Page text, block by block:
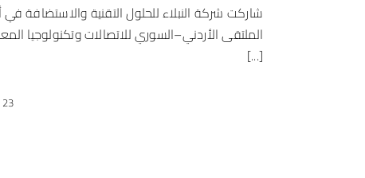
شاركت شركة النبلاء للحلول التقنية والاستضافة
الملتقى الأردني–السوري للاتصالات وتكنولوجيا
[...]
23 نوفمبر، 2025